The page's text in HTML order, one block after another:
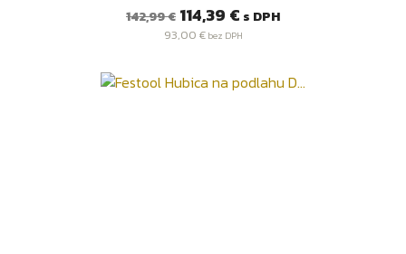
Bežná
142,99 € Cena
114,39 € s DPH
93,00 €bez DPH